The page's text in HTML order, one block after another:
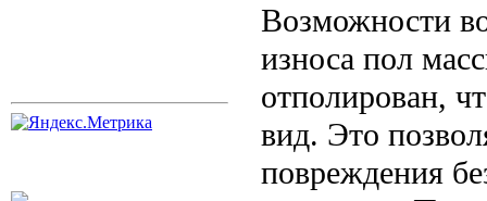
Возможности
износа пол
отполирован,
вид. Это
повреждения